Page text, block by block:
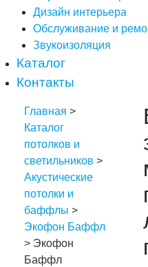
Дизайн интерьера
Обслуживание и
Звукоизоляция
Каталог
Контакты
Главная >
Каталог
потолков и
светильников >
Акустические
потолки и
баффлы >
Экофон Баффл
> Экофон
Баффл